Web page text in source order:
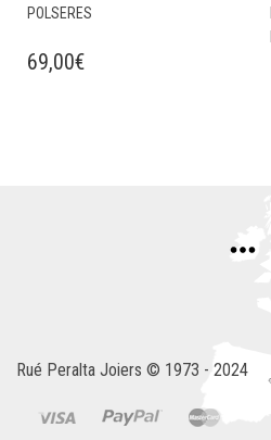
POLSERES
69,00€
Rué Peralta Joiers © 1973 - 2024